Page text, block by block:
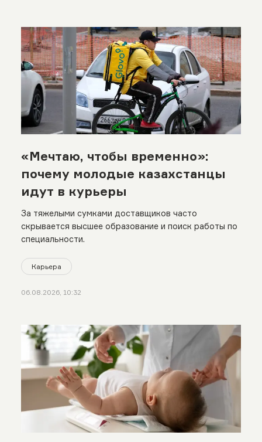
«Мечтаю, чтобы временно»:
почему молодые казахстанцы
идут в курьеры
За тяжелыми сумками доставщиков часто
скрывается высшее образование и поиск работы по
специальности.
Карьера
06.08.2026, 10:32